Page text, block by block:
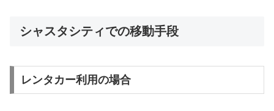
シャスタシティでの移動手段
レンタカー利用の場合